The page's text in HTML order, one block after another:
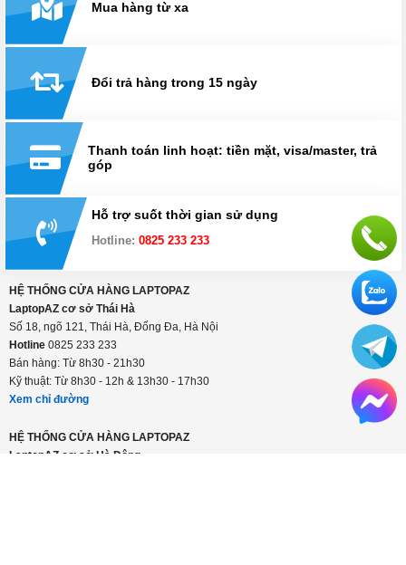
Mua hàng từ xa
Đổi trả hàng trong 15 ngày
Thanh toán linh hoạt: tiền mặt, visa/master, trả
góp
Hỗ trợ suốt thời gian sử dụng
Hotline: 0825 233 233
HỆ THỐNG CỬA HÀNG LAPTOPAZ
LaptopAZ cơ sở Thái Hà
Số 18, ngõ 121, Thái Hà, Đống Đa, Hà Nội
Hotline 0825 233 233
Bán hàng: Từ 8h30 - 21h30
Kỹ thuật: Từ 8h30 - 12h & 13h30 - 17h30
Xem chỉ đường
HỆ THỐNG CỬA HÀNG LAPTOPAZ
LaptopAZ cơ sở Hà Đông